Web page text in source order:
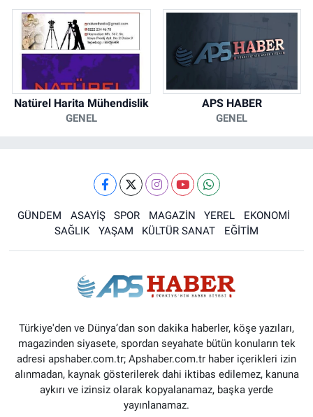
Natürel Harita Mühendislik
GENEL
APS HABER
GENEL
GÜNDEM ASAYİŞ SPOR MAGAZİN YEREL
EKONOMİ
SAĞLIK
YAŞAM KÜLTÜR SANAT EĞİTİM
Türkiye'den ve Dünya’dan son dakika haberler, köşe yazıları,
magazinden siyasete, spordan seyahate bütün konuların tek
adresi apshaber.com.tr; Apshaber.com.tr haber içerikleri izin
alınmadan, kaynak gösterilerek dahi iktibas edilemez, kanuna
aykırı ve izinsiz olarak kopyalanamaz, başka yerde
yayınlanamaz.